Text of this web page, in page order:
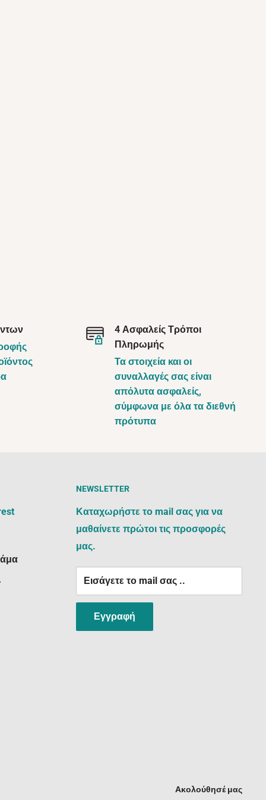
4 Ασφαλείς Τρόποι
Πληρωμής
Τα στοιχεία και οι
συναλλαγές σας είναι
απόλυτα ασφαλείς,
σύμφωνα με όλα τα διεθνή
πρότυπα
NEWSLETTER
Καταχωρήστε το mail σας για να
μαθαίνετε πρώτοι τις προσφορές
μας.
Εισάγετε το mail σας ..
Εγγραφή
Ακολούθησέ μας